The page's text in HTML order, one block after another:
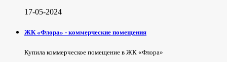
17-05-2024
ЖК «Флора» - коммерческие помещения
Купила коммерческое помещение в ЖК «Флора»